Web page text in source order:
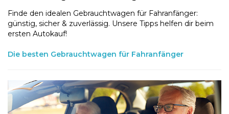
Finde den idealen Gebrauchtwagen für Fahranfänger:
günstig, sicher & zuverlässig. Unsere Tipps helfen dir beim
ersten Autokauf!
Die besten Gebrauchtwagen für Fahranfänger